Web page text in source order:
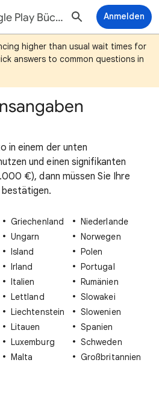
Hilfe zum Google Play Bücher-Partnercenter Anmelden
higher than usual wait times for
answers to common questions in
in einem der unten
und einen signifikanten
€), dann müssen Sie Ihre
Griechenland
Ungarn
Island
Irland
Italien
Lettland
Liechtenstein
Litauen
Luxemburg
Malta
Niederlande
Norwegen
Polen
Portugal
Rumänien
Slowakei
Slowenien
Spanien
Schweden
Großbritannien